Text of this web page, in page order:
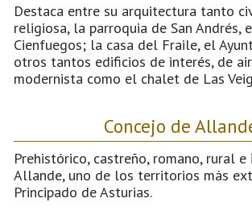
Destaca entre su arquitectura tanto
religiosa, la parroquia de San Andrés,
Cienfuegos; la casa del Fraile, el
otros tantos edificios de interés, de
modernista como el chalet de Las
Concejo de
Prehistórico, castreño, romano, rural e
Allande, uno de los territorios más
Principado de Asturias.